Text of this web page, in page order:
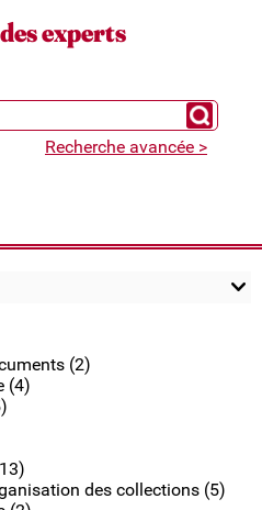
experts
Chercher
Recherche avancée >
(2)
(4)
des collections (5)